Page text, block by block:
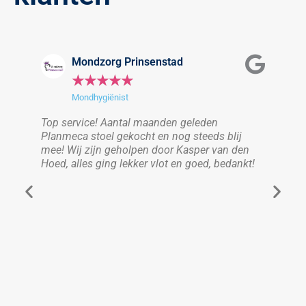
Mondzorg Prinsenstad
★★★★★
Mondhygiënist
Top service! Aantal maanden geleden
Planmeca stoel gekocht en nog steeds blij
mee! Wij zijn geholpen door Kasper van den
Hoed, alles ging lekker vlot en goed, bedankt!